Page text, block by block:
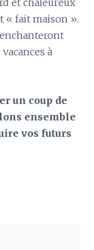
et chaleureux
« fait maison ».
à
un coup de
ensemble
vos futurs